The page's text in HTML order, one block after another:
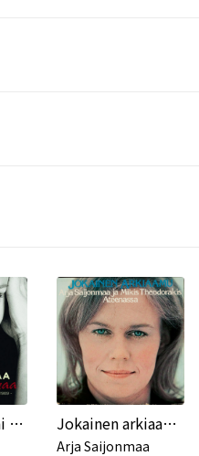
(MM) Sydämeni savuaa - Kohokohtia 1969 - 1989 Jokainen arkiaamu
Arja Saijonmaa